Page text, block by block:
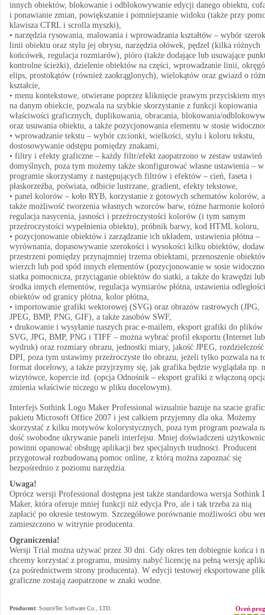
innych obiektów, blokowanie i odblokowywanie edycji danego obiektu,
i ponawianie zmian, powiększanie i pomniejszanie widoku (także przy
klawisza CTRL i scrolla myszki),
• narzędzia rysowania, malowania i wprowadzania kształtów – wybór
linii obiektu oraz stylu jej obrysu, narzędzia ołówek, pędzel (kilka różnych
końcówek, regulacja rozmiarów), pióro (także dodające lub usuwające
kontrolne ścieżki), dzielenie obiektów na części, wprowadzanie linii,
elips, prostokątów (również zaokrąglonych), wielokątów oraz gwiazd o
kształcie,
• menu kontekstowe, otwierane poprzez kliknięcie prawym przyciskiem
na danym obiekcie, pozwala na szybkie skorzystanie z funkcji kopiowania
właściwości graficznych, duplikowania, obracania, blokowania/
oraz usuwania obiektu, a także pozycjonowania elementu w stosie
• wprowadzanie tekstu – wybór czcionki, wielkości, stylu i koloru tekstu,
dostosowywanie odstępu pomiędzy znakami,
• filtry i efekty graficzne – każdy filtr/efekt zaopatrzono w zestaw ustawień
domyślnych, poza tym możemy także skonfigurować własne ustawienia – w
programie skorzystamy z następujących filtrów i efektów – cień, faseta i
płaskorzeźba, poświata, odbicie lustrzane, gradient, efekty tekstowe,
• panel kolorów – koło RYB, korzystanie z gotowych schematów kolorów, a
także możliwość tworzenia własnych wzorców barw, różne harmonie
regulacja nasycenia, jasności i przeźroczystości kolorów (i tym samym
przeźroczystości wypełnienia obiektu), próbnik barwy, kod HTML koloru,
• pozycjonowanie obiektów i zarządzanie ich układem, ustawienia płótna –
wyrównania, dopasowywanie szerokości i wysokości kilku obiektów,
przestrzeni pomiędzy przynajmniej trzema obiektami, przenoszenie
wierzch lub pod spód innych elementów (pozycjonowanie w sosie
siatka pomocnicza, przyciąganie obiektów do siatki, a także do krawędzi lub
środka innych elementów, regulacja wymiarów płótna, ustawienia odległości
obiektów od granicy płótna, kolor płótna,
• importowanie grafiki wektorowej (SVG) oraz obrazów rastrowych (JPG,
JPEG, BMP, PNG, GIF), a także zasobów SWF,
• drukowanie i wysyłanie naszych prac e-mailem, eksport grafiki do plików
SVG, JPG, BMP, PNG i TIFF – można wybrać profil eksportu (Internet lub
wydruk) oraz rozmiary obrazu, jednostki miary, jakość JPEG, rozdzielczość
DPI, poza tym ustawimy przeźroczyste tło obrazu, jeżeli tylko pozwala na
format docelowy, a także przyjrzymy się, jak grafika będzie wyglądała np.
wizytówce, kopercie itd. (opcja Odnośnik – eksport grafiki z włączoną
zmienia właściwie niczego w pliku docelowym).
Interfejs Sothink Logo Maker Professional wizualnie bazuje na szacie
pakietu Microsoft Office 2007 i jest całkiem przyjemny dla oka. Możemy
skorzystać z kilku motywów kolorystycznych, poza tym program pozwala
dość swobodne ukrywanie paneli interfejsu. Mniej doświadczeni
powinni opanować obsługę aplikacji bez specjalnych trudności. Producent
przygotował rozbudowaną pomoc online, z którą można zapoznać się
bezpośrednio z poziomu narzędzia.
Uwaga!
Oprócz wersji Professional dostępna jest także standardowa wersja Sothink
Maker, która oferuje mniej funkcji niż edycja Pro, ale i tak trzeba za nią
zapłacić po okresie testowym. Szczegółowe porównanie możliwości obu
zamieszczono w witrynie producenta.
Ograniczenia!
Wersji Trial można używać przez 30 dni. Gdy okres ten dobiegnie końca i
chcemy korzystać z programu, musimy nabyć licencję na pełną wersję
(za pośrednictwem strony producenta). W edycji testowej eksportowane
graficzne zostają zaopatrzone w znaki wodne.
Producent: SourceTec Software Co., LTD.
Oceń